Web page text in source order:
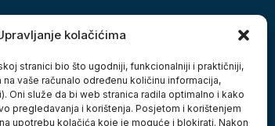
kolačićima
stranici bio što ugodniji, funkcionalniji i praktičniji,
vaše računalo određenu količinu informacija,
Oni služe da bi web stranica radila optimalno i kako
pregledavanja i korištenja. Posjetom i korištenjem
upotrebu kolačića koje je moguće i blokirati. Nakon